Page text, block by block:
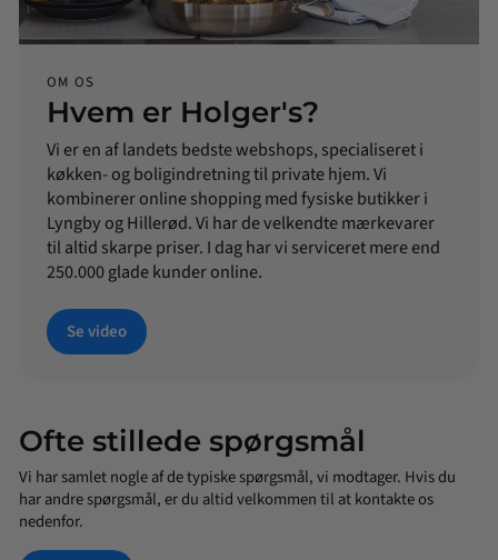
OM OS
Hvem er Holger's?
Vi er en af landets bedste webshops, specialiseret i
køkken- og boligindretning til private hjem. Vi
kombinerer online shopping med fysiske butikker i
Lyngby og Hillerød. Vi har de velkendte mærkevarer
til altid skarpe priser. I dag har vi serviceret mere end
250.000 glade kunder online.
Se video
Ofte stillede spørgsmål
Vi har samlet nogle af de typiske spørgsmål, vi modtager. Hvis du
har andre spørgsmål, er du altid velkommen til at kontakte os
nedenfor.